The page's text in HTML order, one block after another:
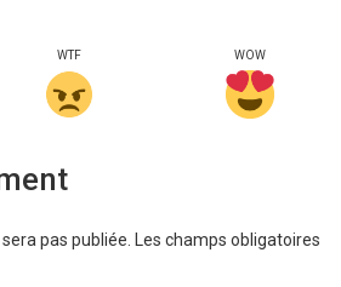
WTF WOW
pas publiée. Les champs obligatoires